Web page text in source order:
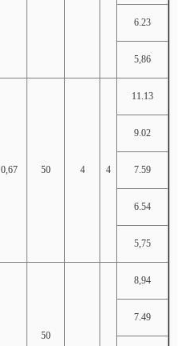
6.23
5,86
0,67 50 4 4
11.13
9.02
7.59
6.54
5,75
50
8,94
7.49